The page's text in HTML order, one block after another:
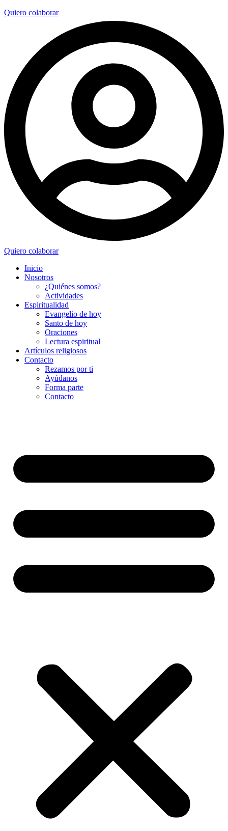
Quiero colaborar
Quiero colaborar
Inicio
Nosotros
¿Quiénes somos?
Actividades
Espiritualidad
Evangelio de hoy
Santo de hoy
Oraciones
Lectura espiritual
Artículos religiosos
Contacto
Rezamos por ti
Ayúdanos
Forma parte
Contacto